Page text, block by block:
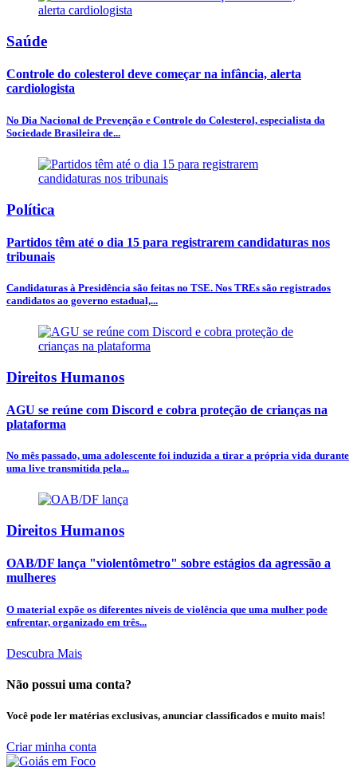
Saúde
Controle do colesterol deve começar na infância, alerta
cardiologista
No Dia Nacional de Prevenção e Controle do Colesterol, especialista da
Sociedade Brasileira de...
Política
Partidos têm até o dia 15 para registrarem candidaturas nos
tribunais
Candidaturas à Presidência são feitas no TSE. Nos TREs são registrados
candidatos ao governo estadual,...
Direitos Humanos
AGU se reúne com Discord e cobra proteção de crianças na
plataforma
No mês passado, uma adolescente foi induzida a tirar a própria vida durante
uma live transmitida pela...
Direitos Humanos
OAB/DF lança "violentômetro" sobre estágios da agressão a
mulheres
O material expõe os diferentes níveis de violência que uma mulher pode
enfrentar, organizado em três...
Descubra Mais
Não possui uma conta?
Você pode ler matérias exclusivas, anunciar classificados e muito mais!
Criar minha conta